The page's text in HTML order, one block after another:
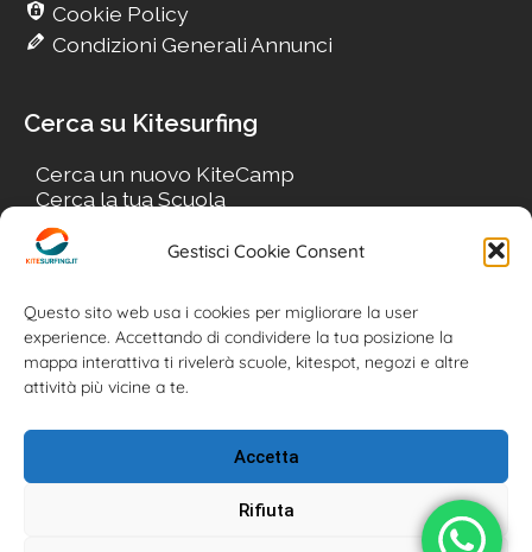
Gestisci Cookie Consent
Questo sito web usa i cookies per migliorare la user
experience. Accettando di condividere la tua posizione la
mappa interattiva ti rivelerà scuole, kitespot, negozi e altre
attività più vicine a te.
Accetta
Rifiuta
Cookie Policy
Condizioni Generali Annunci
Cerca su Kitesurfing
Cerca un nuovo KiteCamp
Cerca la tua Scuola
Cerca il tuo KiteSpot
Cerca Accommodation
Cerca il tuo Usato